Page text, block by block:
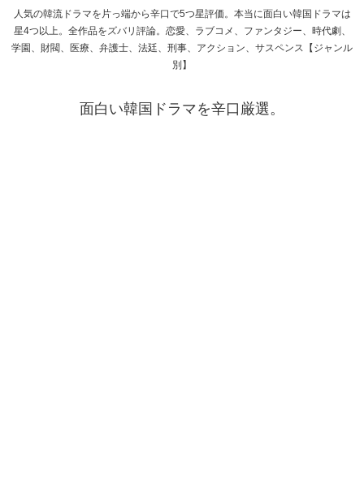
人気の韓流ドラマを片っ端から辛口で5つ星評価。本当に面白い韓国ドラマは
星4つ以上。全作品をズバリ評論。恋愛、ラブコメ、ファンタジー、時代劇、
学園、財閥、医療、弁護士、法廷、刑事、アクション、サスペンス【ジャンル
別】
面白い韓国ドラマを辛口厳選。